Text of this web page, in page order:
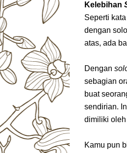
Kelebihan
Seperti
dengan
atas, ada
Dengan
sebagian
buat
sendirian.
dimiliki
Kamu pun